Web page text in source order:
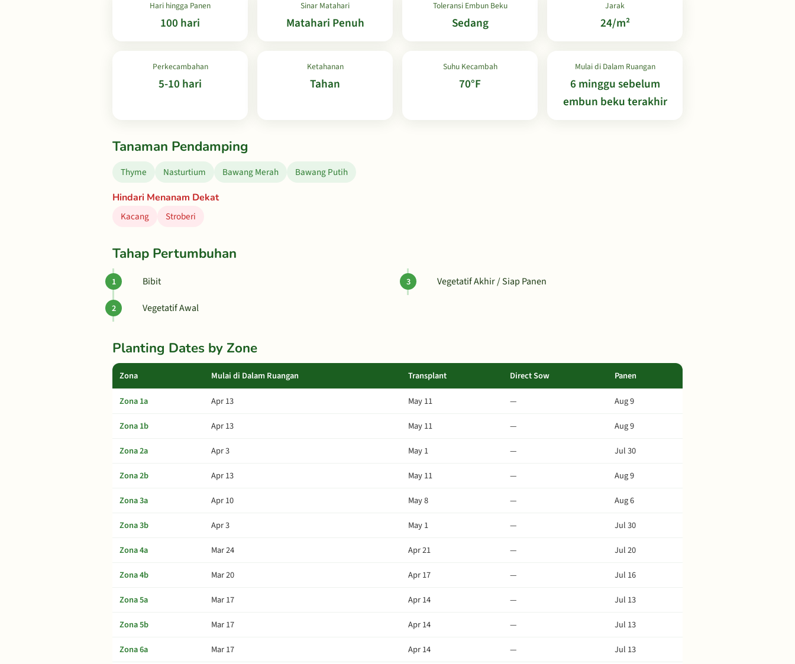
Hari hingga Panen
100 hari
Sinar Matahari
Matahari Penuh
Toleransi Embun Beku
Sedang
Jarak
24/m²
Perkecambahan
5-10 hari
Ketahanan
Tahan
Suhu Kecambah
70°F
Mulai di Dalam Ruangan
6 minggu sebelum
embun beku terakhir
Tanaman Pendamping
Thyme Nasturtium Bawang Merah
Bawang Putih
Hindari Menanam Dekat
Kacang
Stroberi
Tahap Pertumbuhan
Bibit
Vegetatif Awal
Vegetatif Akhir / Siap Panen
Planting Dates by Zone
Zona Mulai di Dalam Ruangan Transplant Direct Sow Panen
Zona 1a Apr 13 May 11 —
Aug 9
Zona 1b
Apr 13 May 11 —
Aug 9
Zona 2a
Apr 3 May 1 —
Jul 30
Zona 2b
Apr 13 May 11 —
Aug 9
Zona 3a
Apr 10 May 8 —
Aug 6
Zona 3b
Apr 3 May 1 —
Jul 30
Zona 4a
Mar 24 Apr 21 —
Jul 20
Zona 4b
Mar 20 Apr 17 —
Jul 16
Zona 5a
Mar 17 Apr 14 —
Jul 13
Zona 5b
Mar 17 Apr 14 —
Jul 13
Zona 6a
Mar 17 Apr 14 —
Jul 13